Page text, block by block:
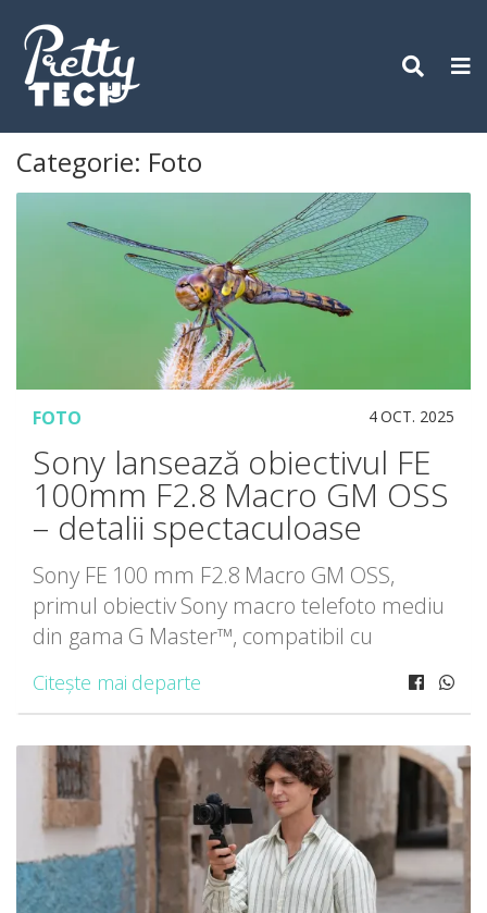
content
Categorie: Foto
FOTO 4 OCT. 2025
Sony lansează obiectivul FE
100mm F2.8 Macro GM OSS
– detalii spectaculoase
Sony FE 100 mm F2.8 Macro GM OSS,
primul obiectiv Sony macro telefoto mediu
din gama G Master™, compatibil cu
cu mărire de 1,4x, stabilizare avansată și
Citește mai departe